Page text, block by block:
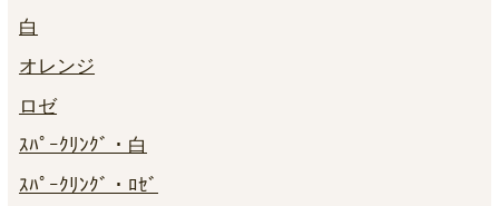
白
オレンジ
ロゼ
ｽﾊﾟｰｸﾘﾝｸﾞ・白
ｽﾊﾟｰｸﾘﾝｸﾞ・ﾛｾﾞ